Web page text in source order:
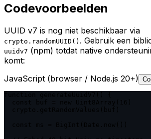
Codevoorbeelden
UUID v7 is nog niet beschikbaar via
crypto.randomUUID() . Gebruik een
uuidv7 (npm) totdat native
komt:
JavaScript (browser / Node.js 20+)